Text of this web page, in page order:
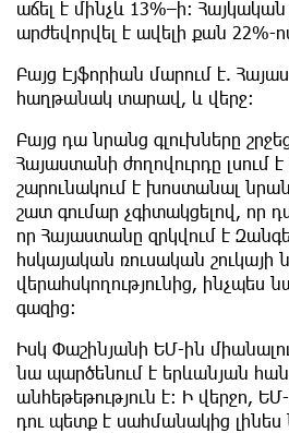
աճել է մինչև 13%–ի։ Հայկական
արժեվորվել է ավելի քան 22%-
Բայց Էյֆորիան մարում է.
հաղթանակ տարավ, և վերջ։
Բայց դա նրանց գլուխները
Հայաստանի ժողովուրդը լսում
շարունակում է խոստանալ
շատ գումար չգիտակցելով, որ
որ Հայաստանը զրկվում է
հսկայական ռուսական շուկայի
վերահսկողությունից, ինչպես
գազից։
Իսկ Փաշինյանի ԵՄ-ին
նա պարծենում է երևանյան
անհեթեթություն է։ Ի վերջո,
դու պետք է սահմանակից լինես